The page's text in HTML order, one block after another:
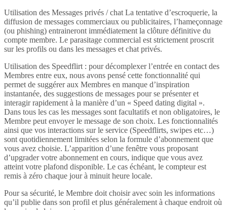
Utilisation des Messages privés / chat La tentative d’escroquerie, la
diffusion de messages commerciaux ou publicitaires, l’hameçonnage
(ou phishing) entraineront immédiatement la clôture définitive du
compte membre. Le parasitage commercial est strictement proscrit
sur les profils ou dans les messages et chat privés.
Utilisation des Speedflirt : pour décomplexer l’entrée en contact des
Membres entre eux, nous avons pensé cette fonctionnalité qui
permet de suggérer aux Membres en manque d’inspiration
instantanée, des suggestions de messages pour se présenter et
interagir rapidement à la manière d’un « Speed dating digital ».
Dans tous les cas les messages sont facultatifs et non obligatoires, le
Membre peut envoyer le message de son choix. Les fonctionnalités
ainsi que vos interactions sur le service (Speedflirts, swipes etc…)
sont quotidiennement limitées selon la formule d’abonnement que
vous avez choisie. L’apparition d’une fenêtre vous proposant
d’upgrader votre abonnement en cours, indique que vous avez
atteint votre plafond disponible. Le cas échéant, le compteur est
remis à zéro chaque jour à minuit heure locale.
Pour sa sécurité, le Membre doit choisir avec soin les informations
qu’il publie dans son profil et plus généralement à chaque endroit où